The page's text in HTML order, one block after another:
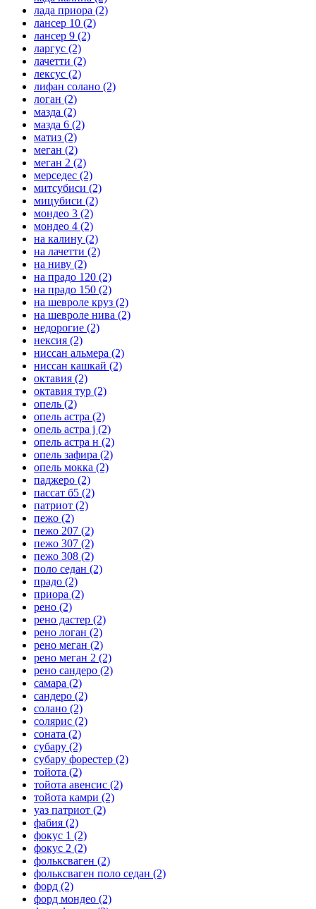
лада приора (2)
лансер 10 (2)
лансер 9 (2)
ларгус (2)
лачетти (2)
лексус (2)
лифан солано (2)
логан (2)
мазда (2)
мазда 6 (2)
матиз (2)
меган (2)
меган 2 (2)
мерседес (2)
митсубиси (2)
мицубиси (2)
мондео 3 (2)
мондео 4 (2)
на калину (2)
на лачетти (2)
на ниву (2)
на прадо 120 (2)
на прадо 150 (2)
на шевроле круз (2)
на шевроле нива (2)
недорогие (2)
нексия (2)
ниссан альмера (2)
ниссан кашкай (2)
октавия (2)
октавия тур (2)
опель (2)
опель астра (2)
опель астра j (2)
опель астра н (2)
опель зафира (2)
опель мокка (2)
паджеро (2)
пассат б5 (2)
патриот (2)
пежо (2)
пежо 207 (2)
пежо 307 (2)
пежо 308 (2)
поло седан (2)
прадо (2)
приора (2)
рено (2)
рено дастер (2)
рено логан (2)
рено меган (2)
рено меган 2 (2)
рено сандеро (2)
самара (2)
сандеро (2)
солано (2)
солярис (2)
соната (2)
субару (2)
субару форестер (2)
тойота (2)
тойота авенсис (2)
тойота камри (2)
уаз патриот (2)
фабия (2)
фокус 1 (2)
фокус 2 (2)
фольксваген (2)
фольксваген поло седан (2)
форд (2)
форд мондео (2)